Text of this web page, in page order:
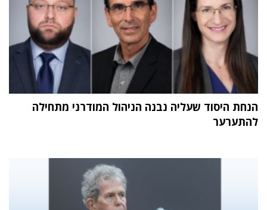
הנחת היסוד שעליה נבנה הניהול המודרני מתחילה
להתערער